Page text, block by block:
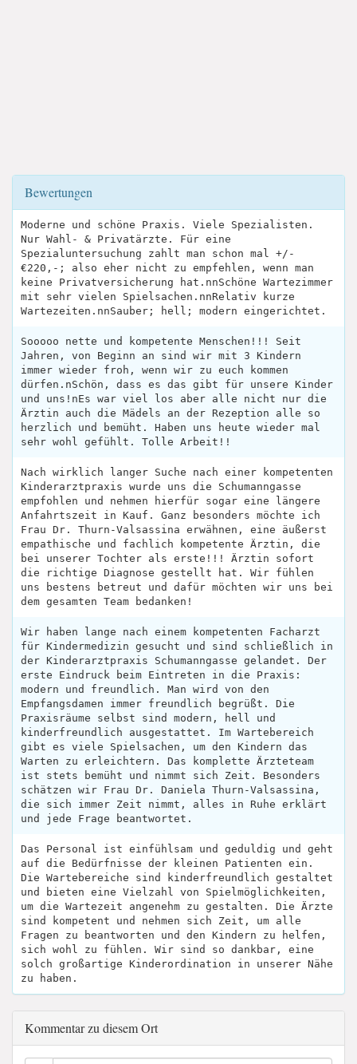
Bewertungen
Moderne und schöne Praxis. Viele Spezialisten.
Nur Wahl- & Privatärzte. Für eine
Spezialuntersuchung zahlt man schon mal +/-
€220,-; also eher nicht zu empfehlen, wenn man
keine Privatversicherung hat.nnSchöne Wartezimmer
mit sehr vielen Spielsachen.nnRelativ kurze
Wartezeiten.nnSauber; hell; modern eingerichtet.
Sooooo nette und kompetente Menschen!!! Seit
Jahren, von Beginn an sind wir mit 3 Kindern
immer wieder froh, wenn wir zu euch kommen
dürfen.nSchön, dass es das gibt für unsere Kinder
und uns!nEs war viel los aber alle nicht nur die
Ärztin auch die Mädels an der Rezeption alle so
herzlich und bemüht. Haben uns heute wieder mal
sehr wohl gefühlt. Tolle Arbeit!!
Nach wirklich langer Suche nach einer kompetenten
Kinderarztpraxis wurde uns die Schumanngasse
empfohlen und nehmen hierfür sogar eine längere
Anfahrtszeit in Kauf. Ganz besonders möchte ich
Frau Dr. Thurn-Valsassina erwähnen, eine äußerst
empathische und fachlich kompetente Ärztin, die
bei unserer Tochter als erste!!! Ärztin sofort
die richtige Diagnose gestellt hat. Wir fühlen
uns bestens betreut und dafür möchten wir uns bei
dem gesamten Team bedanken!
Wir haben lange nach einem kompetenten Facharzt
für Kindermedizin gesucht und sind schließlich in
der Kinderarztpraxis Schumanngasse gelandet. Der
erste Eindruck beim Eintreten in die Praxis:
modern und freundlich. Man wird von den
Empfangsdamen immer freundlich begrüßt. Die
Praxisräume selbst sind modern, hell und
kinderfreundlich ausgestattet. Im Wartebereich
gibt es viele Spielsachen, um den Kindern das
Warten zu erleichtern. Das komplette Ärzteteam
ist stets bemüht und nimmt sich Zeit. Besonders
schätzen wir Frau Dr. Daniela Thurn-Valsassina,
die sich immer Zeit nimmt, alles in Ruhe erklärt
und jede Frage beantwortet.
Das Personal ist einfühlsam und geduldig und geht
auf die Bedürfnisse der kleinen Patienten ein.
Die Wartebereiche sind kinderfreundlich gestaltet
und bieten eine Vielzahl von Spielmöglichkeiten,
um die Wartezeit angenehm zu gestalten. Die Ärzte
sind kompetent und nehmen sich Zeit, um alle
Fragen zu beantworten und den Kindern zu helfen,
sich wohl zu fühlen. Wir sind so dankbar, eine
solch großartige Kinderordination in unserer Nähe
zu haben.
Kommentar zu diesem Ort